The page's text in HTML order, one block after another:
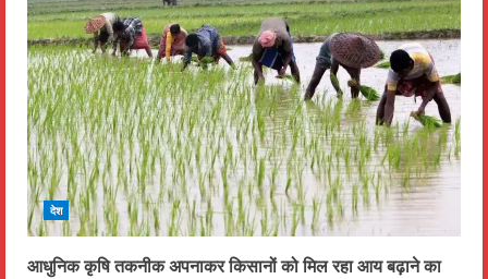
देश
आधुनिक कृषि तकनीक अपनाकर किसानों को मिल रहा आय बढ़ाने का